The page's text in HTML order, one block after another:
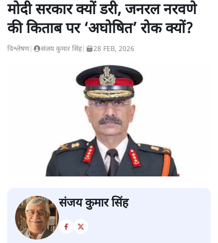
मोदी सरकार क्यों डरी, जनरल नरवणे
की किताब पर ‘अघोषित’ रोक क्यों?
विश्लेषण| संजय कुमार सिंह| 28 FEB, 2026
संजय कुमार सिंह